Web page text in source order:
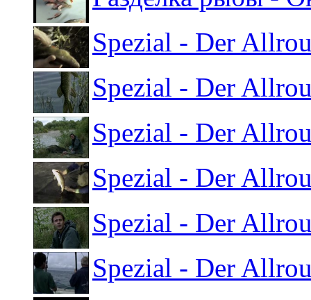
Spezial - Der
Spezial - Der
Spezial - Der
Spezial - Der
Spezial - Der
Spezial - Der